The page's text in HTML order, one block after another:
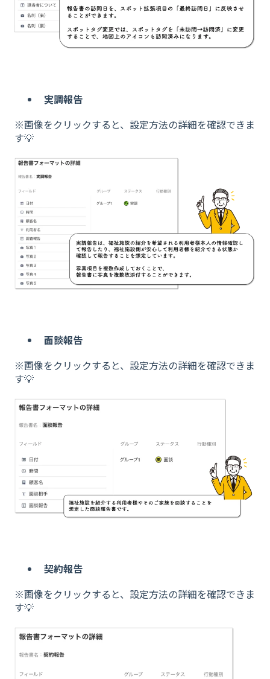
実調報告
※画像をクリックすると、設定方法の詳細を確認できま
す💡
面談報告
※画像をクリックすると、設定方法の詳細を確認できま
す💡
契約報告
※画像をクリックすると、設定方法の詳細を確認できま
す💡